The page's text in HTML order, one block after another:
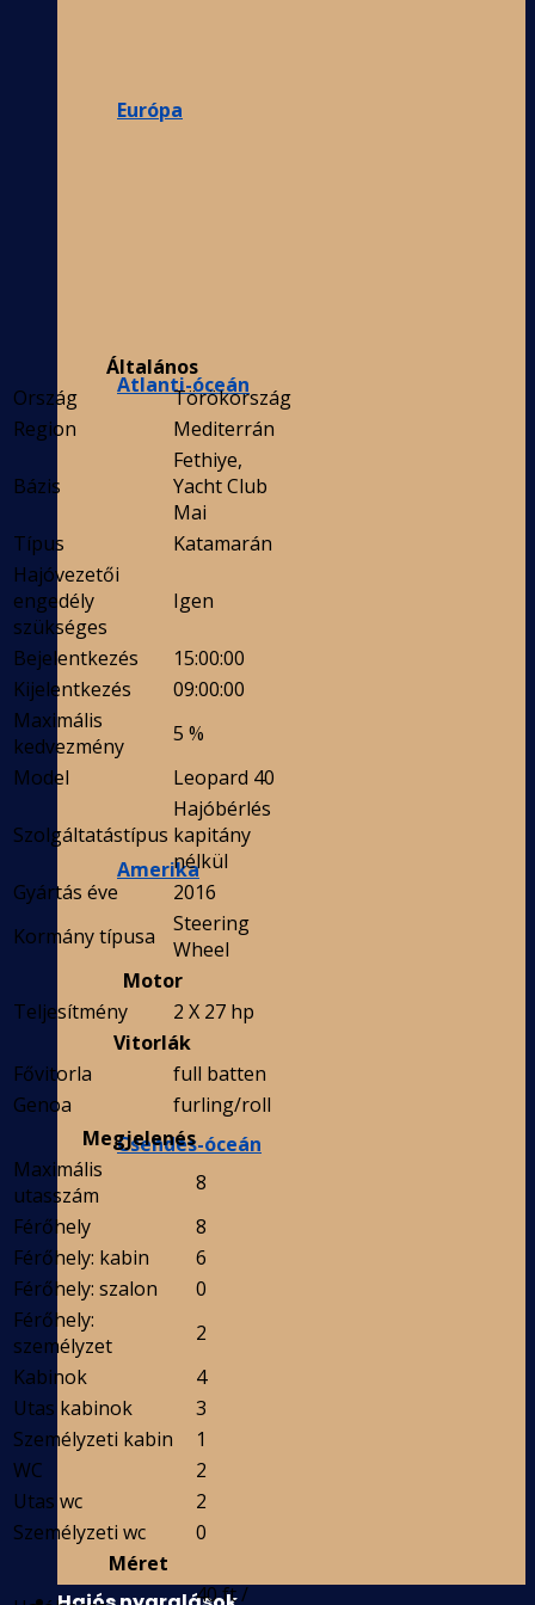
Európa
Atlanti-óceán
Amerika
Csendes-óceán
Általános
Ország
Törökország
Region
Mediterrán
Bázis
Fethiye,
Yacht Club
Mai
Típus
Katamarán
Hajóvezetői
engedély
szükséges
Igen
Bejelentkezés
15:00:00
Kijelentkezés
09:00:00
Maximális
kedvezmény
5 %
Model
Leopard 40
Szolgáltatástípus
Hajóbérlés
kapitány
nélkül
Gyártás éve
2016
Kormány típusa
Steering
Wheel
Motor
Teljesítmény
2 X 27 hp
Vitorlák
Fővitorla
full batten
Genoa
furling/roll
Megjelenés
Maximális
utasszám
8
Férőhely
8
Férőhely: kabin
6
Férőhely: szalon
0
Férőhely:
személyzet
2
Kabinok
4
Utas kabinok
3
Személyzeti kabin
1
WC
2
Utas wc
2
Személyzeti wc
0
Méret
40 ft /